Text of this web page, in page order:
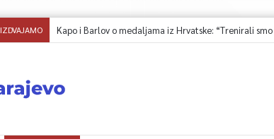
IZDVAJAMO Kapo i Barlov o medaljama iz Hrvatske: “Trenirali smo